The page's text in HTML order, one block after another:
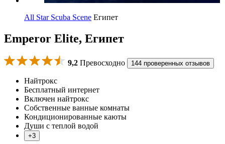
All Star Scuba Scene Египет
Emperor Elite, Египет
9,2 Превосходно 144 проверенных отзывов
Найтрокс
Бесплатный интернет
Включен найтрокс
Собственные ванные комнаты
Кондиционированные каюты
Души с теплой водой
+3